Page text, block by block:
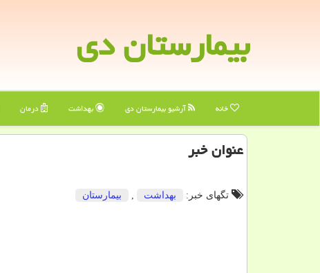
بیمارستان دی
خانه آرشیو بیمارستان دی بهداشت درمان
عنوان خبر
تگهای خبر: بهداشت , بیمارستان